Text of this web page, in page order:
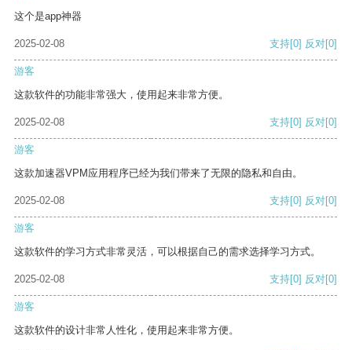
这个是app神器
2025-02-08 支持[0] 反对[0]
游客
这款软件的功能非常强大，使用起来非常方便。
2025-02-08 支持[0] 反对[0]
游客
这款加速器VPM应用程序已经为我们带来了无限的隐私和自由。
2025-02-08 支持[0] 反对[0]
游客
这款软件的学习方式非常灵活，可以根据自己的需求选择学习方式。
2025-02-08 支持[0] 反对[0]
游客
这款软件的设计非常人性化，使用起来非常方便。